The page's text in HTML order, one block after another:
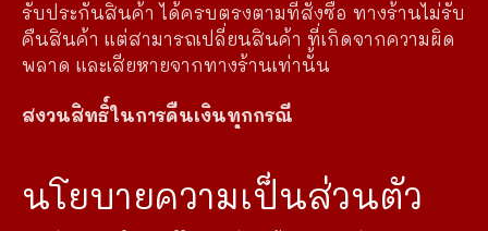
รับประกันสินค้า ได้ครบตรงตามที่สั่งซื้อ ทางร้านไม่รับ
คืนสินค้า แต่สามารถเปลี่ยนสินค้า ที่เกิดจากความผิด
พลาด และเสียหายจากทางร้านเท่านั้น
สงวนสิทธิ์ในการคืนเงินทุกกรณี
นโยบายความเป็นส่วนตัว